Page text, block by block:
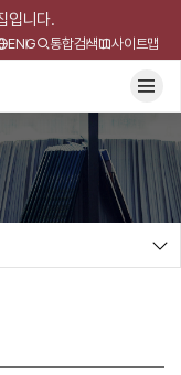
입니다.
ENG 통합검색 사이트맵